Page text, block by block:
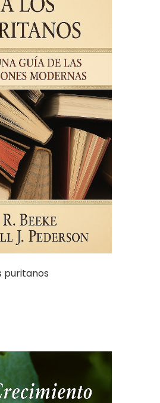
puritanos